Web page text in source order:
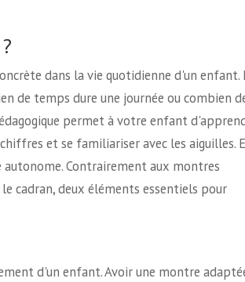
dans la vie quotidienne d'un enfant.
de temps dure une journée ou combien
permet à votre enfant
et se familiariser avec les aiguilles.
Contrairement aux montres
cadran, deux éléments essentiels pour
d'un enfant. Avoir une montre